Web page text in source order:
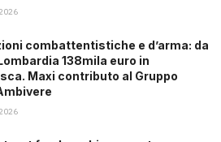
combattentistiche e d’arma: da
138mila euro in
Maxi contributo al Gruppo